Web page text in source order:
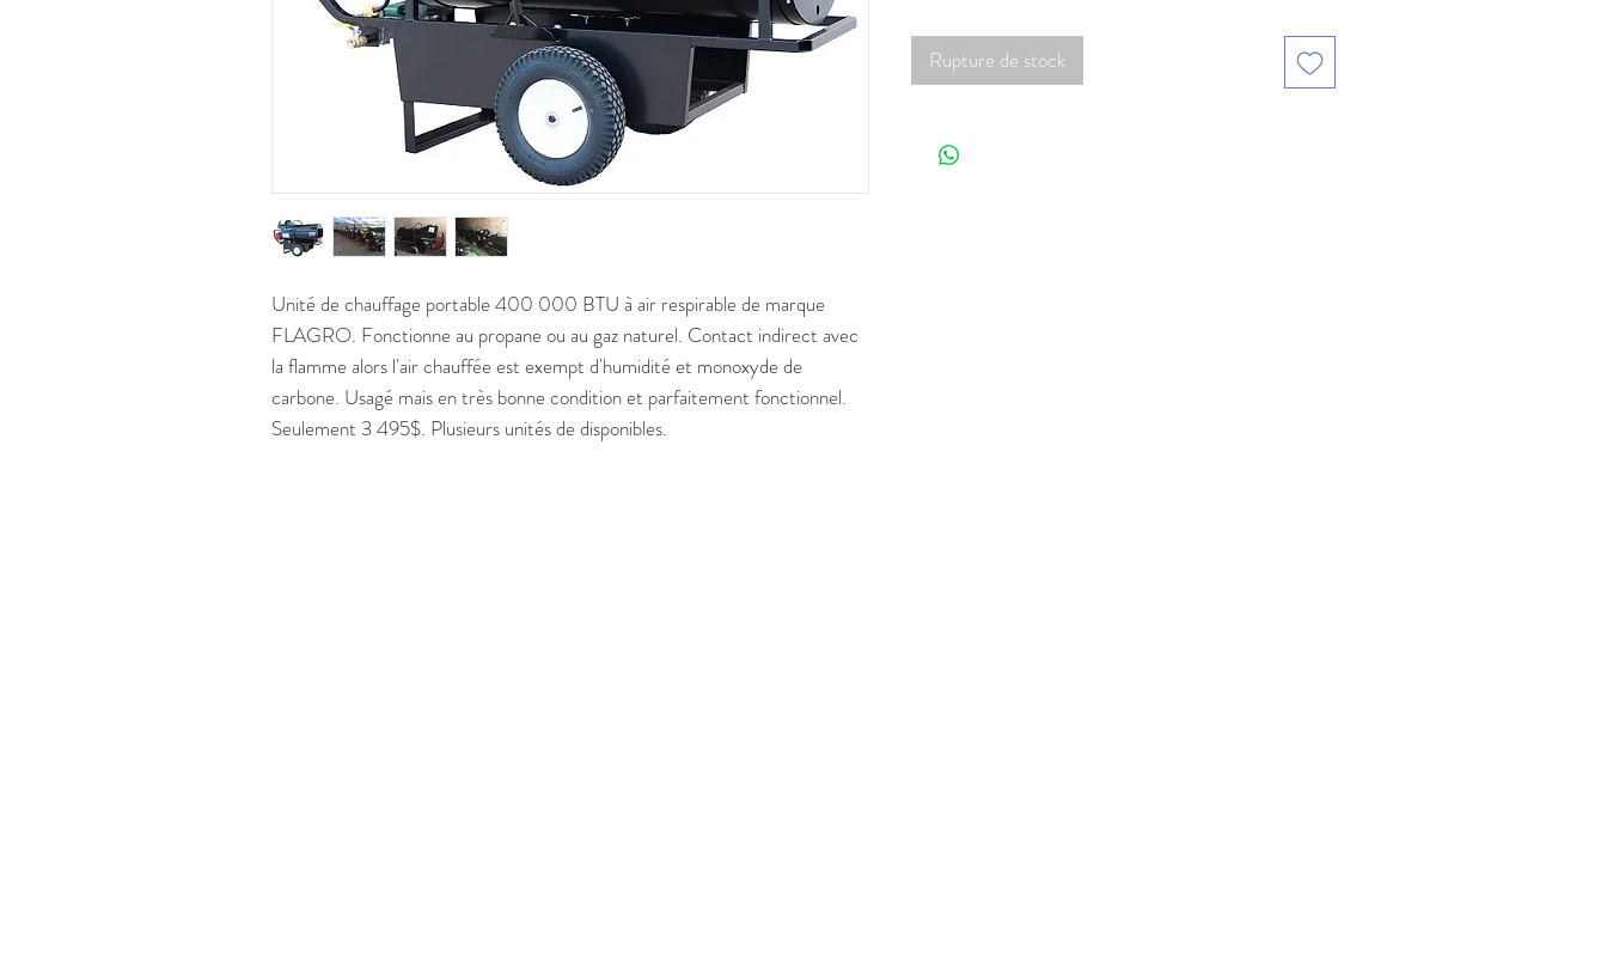
Unité de chauffage portable 400 000 BTU à air respirable de marque
FLAGRO. Fonctionne au propane ou au gaz naturel. Contact indirect avec
la flamme alors l'air chauffée est exempt d'humidité et monoxyde de
carbone. Usagé mais en très bonne condition et parfaitement fonctionnel.
Seulement 3 495$. Plusieurs unités de disponibles.
Rupture de stock